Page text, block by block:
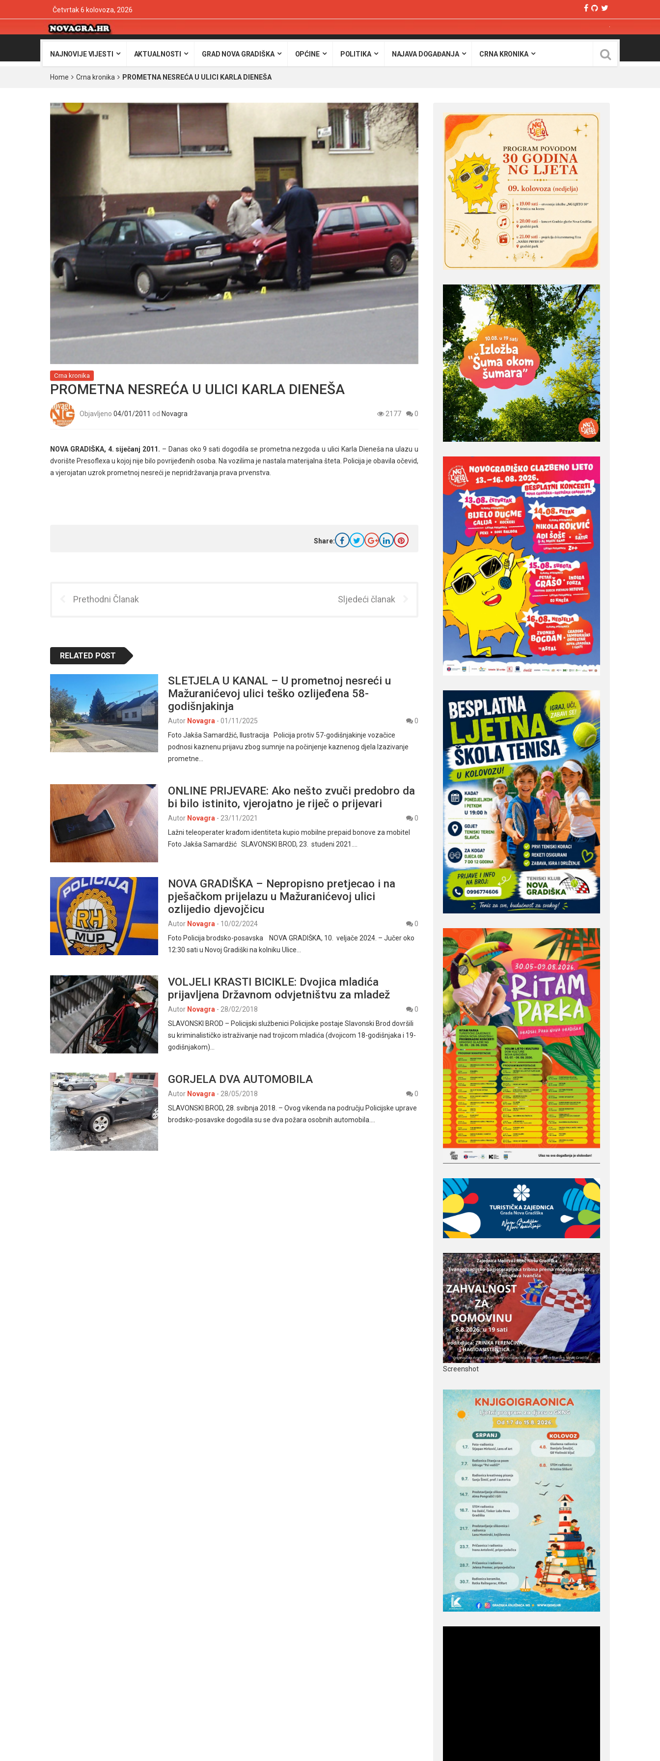
Četvrtak 6 kolovoza, 2026
NAJNOVIJE VIJESTI AKTUALNOSTI GRAD NOVA GRADIŠKA OPĆINE POLITIKA NAJAVA DOGAĐANJA CRNA KRONIKA
Home Crna kronika PROMETNA NESREĆA U ULICI KARLA DIENEŠA
Crna kronika
PROMETNA NESREĆA U ULICI KARLA DIENEŠA
Objavljeno 04/01/2011 od Novagra 2177 0
NOVA GRADIŠKA, 4. siječanj 2011. – Danas oko 9 sati dogodila se prometna nezgoda u ulici Karla Dieneša na ulazu u
dvorište Presoflexa u kojoj nije bilo povrijeđenih osoba. Na vozilima je nastala materijalna šteta. Policija je obavila očevid,
a vjerojatan uzrok prometnoj nesreći je nepridržavanja prava prvenstva.
Share:
Prethodni Članak Sljedeći članak
RELATED POST
SLETJELA U KANAL – U prometnoj nesreći u
Mažuranićevoj ulici teško ozlijeđena 58-
godišnjakinja
Autor Novagra - 01/11/2025
0
Foto Jakša Samardžić, Ilustracija Policija protiv 57-godišnjakinje vozačice
podnosi kaznenu prijavu zbog sumnje na počinjenje kaznenog djela Izazivanje
prometne…
ONLINE PRIJEVARE: Ako nešto zvuči predobro da
bi bilo istinito, vjerojatno je riječ o prijevari
Autor Novagra - 23/11/2021
0
Lažni teleoperater krađom identiteta kupio mobilne prepaid bonove za mobitel
Foto Jakša Samardžić SLAVONSKI BROD, 23. studeni 2021.…
NOVA GRADIŠKA – Nepropisno pretjecao i na
pješačkom prijelazu u Mažuranićevoj ulici
ozlijedio djevojčicu
Autor Novagra - 10/02/2024
0
Foto Policija brodsko-posavska NOVA GRADIŠKA, 10. veljače 2024. – Jučer oko
12:30 sati u Novoj Gradiški na kolniku Ulice…
VOLJELI KRASTI BICIKLE: Dvojica mladića
prijavljena Državnom odvjetništvu za mladež
Autor Novagra - 28/02/2018
0
SLAVONSKI BROD – Policijski službenici Policijske postaje Slavonski Brod dovršili
su kriminalističko istraživanje nad trojicom mladića (dvojicom 18-godišnjaka i 19-
godišnjakom)…
GORJELA DVA AUTOMOBILA
Autor Novagra - 28/05/2018
0
SLAVONSKI BROD, 28. svibnja 2018. – Ovog vikenda na području Policijske uprave
brodsko-posavske dogodila su se dva požara osobnih automobila.…
Screenshot